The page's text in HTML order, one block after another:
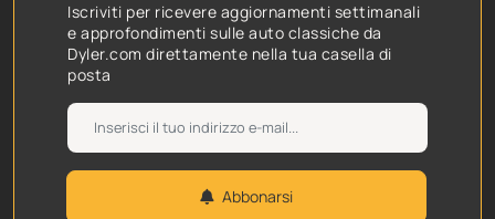
Iscriviti per ricevere aggiornamenti settimanali
e approfondimenti sulle auto classiche da
Dyler.com direttamente nella tua casella di
posta
Abbonarsi